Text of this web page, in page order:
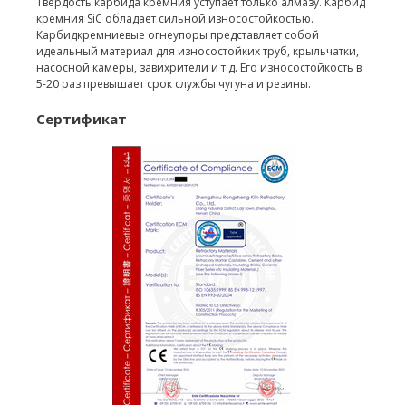
кремния SiC обладает сильной износостойкостью.
Карбидкремниевые огнеупоры представляет собой
идеальный материал для износостойких труб, крыльчатки,
насосной камеры, завихрители и т.д. Его износостойкость в
5-20 раз превышает срок службы чугуна и резины.
Сертификат